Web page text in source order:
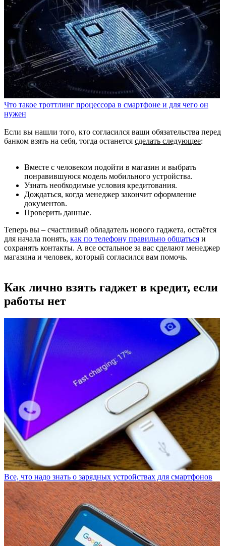
Что такое троттлинг процессора в смартфоне и для чего он
нужен
Если вы нашли того, кто согласился ваши обязательства перед
банком взять на себя, тогда останется сделать следующее:
Вместе с человеком подойти в магазин и выбрать
понравившуюся модель мобильного устройства.
Узнать необходимые условия кредитования.
Дождаться, когда менеджер закончит оформление
документов.
Проверить данные.
Теперь вы – счастливый обладатель нового гаджета, остаётся
для начала понять, как по телефону правильно общаться и
сохранять контакты. А все остальное за вас сделают менеджер
магазина и человек, который согласился вам помочь.
Как лично взять гаджет в кредит, если
работы нет
Все, что надо знать о зарядных устройствах для смартфонов